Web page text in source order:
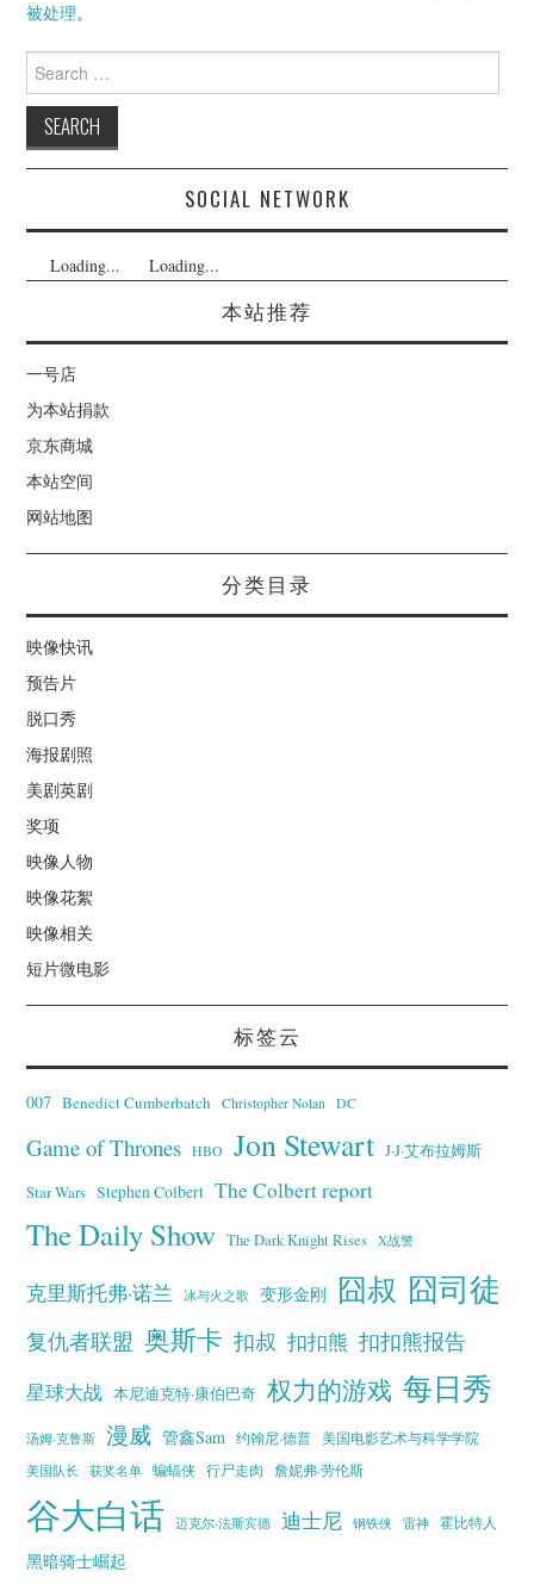
被处理。
Search
for:
SOCIAL NETWORK
Loading... Loading...
本站推荐
一号店
为本站捐款
京东商城
本站空间
网站地图
分类目录
映像快讯
预告片
脱口秀
海报剧照
美剧英剧
奖项
映像人物
映像花絮
映像相关
短片微电影
标签云
007 Benedict Cumberbatch Christopher Nolan DC
Game of Thrones HBO Jon Stewart J·J·艾布拉姆斯
Star Wars Stephen Colbert The Colbert report
The Daily Show The Dark Knight Rises X战警
克里斯托弗·诺兰 冰与火之歌 变形金刚 囧叔 囧司徒
复仇者联盟 奥斯卡 扣叔 扣扣熊 扣扣熊报告
星球大战 本尼迪克特·康伯巴奇 权力的游戏 每日秀
汤姆·克鲁斯 漫威 管鑫Sam 约翰尼·德普
美国电影艺术与科学学院
美国队长
获奖名单 蝙蝠侠 行尸走肉 詹妮弗·劳伦斯
谷大白话 迈克尔·法斯宾德 迪士尼 钢铁侠 雷神 霍比特人
黑暗骑士崛起